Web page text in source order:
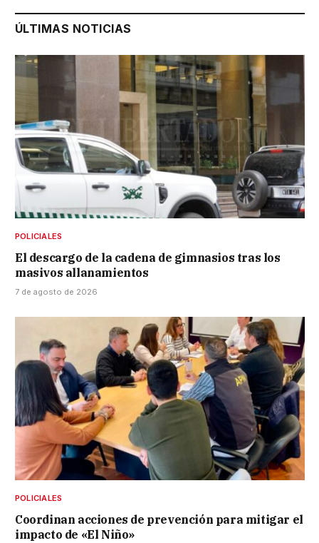
ÚLTIMAS NOTICIAS
POLICIALES
El descargo de la cadena de gimnasios tras los
masivos allanamientos
7 de agosto de 2026
POLICIALES
Coordinan acciones de prevención para mitigar el
impacto de «El Niño»